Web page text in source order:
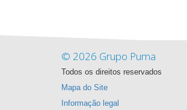
© 2026 Grupo Puma
Todos os direitos reservados
Mapa do Site
Informação legal